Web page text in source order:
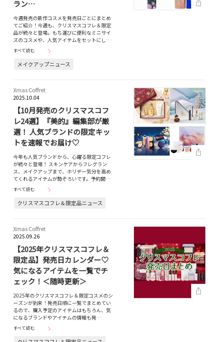
ラン…
今週発売の新作コスメを発売日ごとにまとめ
てご紹介！今週も、クリスマスコフレ＆限定
品が続々と登場。もち運びに便利なミニサイ
ズのコスメや、人気アイテムをセットにし…
すべて読む
メイクアップニュース
Xmas Coffret
2025.10.04
【10月発売のクリスマスコフ
レ24選】『美的』編集部が厳
選！ 人気ブランドの限定キッ
トを速報でお届け♡
今年も人気ブランドから、心躍る限定コフレ
が続々と登場！ スキンケアからフレグラン
ス、メイクアップまで、ホリデー気分を高め
てくれるアイテムが勢ぞろいです。予約開…
すべて読む
クリスマスコフレ＆限定品ニュース
Xmas Coffret
2025.09.26
【2025年クリスマスコフレ＆
限定品】発売日カレンダー♡
気になるアイテムを一覧でチ
ェック！＜随時更新＞
2025年のクリスマスコフレ＆限定コスメのシ
ーズンが到来！発売日順に一覧でまとめてい
るので、購入予定のアイテムはもちろん、気
になるブランドやアイテムの情報も発…
すべて読む